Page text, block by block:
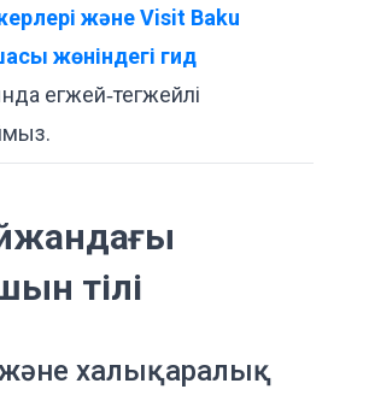
және Visit Baku
жөніндегі гид
егжей‑тегжейлі
тілі
халықаралық